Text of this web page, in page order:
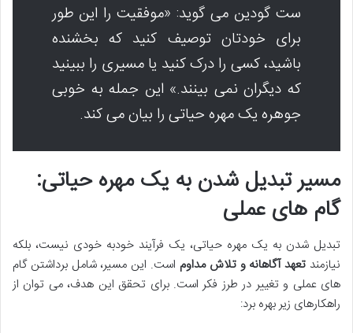
ست گودین می گوید: «موفقیت را این طور
برای خودتان توصیف کنید که بخشنده
باشید، کسی را درک کنید یا مسیری را ببینید
که دیگران نمی بینند.» این جمله به خوبی
جوهره یک مهره حیاتی را بیان می کند.
مسیر تبدیل شدن به یک مهره حیاتی:
گام های عملی
تبدیل شدن به یک مهره حیاتی، یک فرآیند خودبه خودی نیست، بلکه
نیازمند تعهد آگاهانه و تلاش مداوم است. این مسیر، شامل برداشتن گام
های عملی و تغییر در طرز فکر است. برای تحقق این هدف، می توان از
راهکارهای زیر بهره برد: